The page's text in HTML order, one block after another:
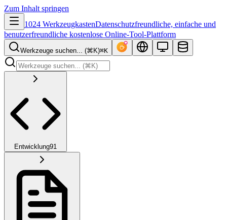
Zum Inhalt springen
1024 WerkzeugkastenDatenschutzfreundliche, einfache und
benutzerfreundliche kostenlose Online-Tool-Plattform
Werkzeuge suchen... (⌘K)⌘K
Entwicklung91